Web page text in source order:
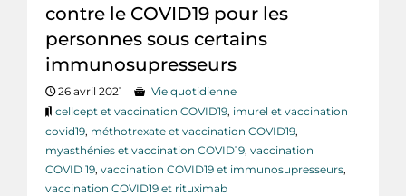
contre le COVID19 pour les
personnes sous certains
immunosupresseurs
26 avril 2021
Vie quotidienne
cellcept et vaccination COVID19, imurel et vaccination
covid19, méthotrexate et vaccination COVID19,
myasthénies et vaccination COVID19, vaccination
COVID 19, vaccination COVID19 et immunosupresseurs,
vaccination COVID19 et rituximab